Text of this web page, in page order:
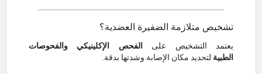
تشخيص متلازمة الضفيرة العضدية؟
يعتمد التشخيص على
الفحص الإكلينيكي والفحوصات
الطبية لتحديد مكان الإصابة وشدتها بدقة.